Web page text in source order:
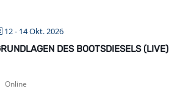
12 - 14 Okt. 2026
DES BOOTSDIESELS (LIVE)
Online